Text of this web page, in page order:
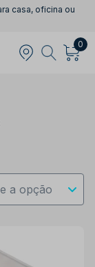
casa, oficina ou
0